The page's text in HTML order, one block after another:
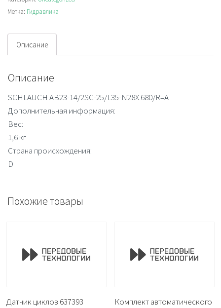
N28X.680/R=A
Метка: Гидравлика
Описание
Описание
SCHLAUCH AB23-14/2SC-25/L35-N28X.680/R=A
Дополнительная информация:
Вес:
1,6 кг
Страна происхождения:
D
Похожие товары
Датчик циклов 637393
Комплект автоматического